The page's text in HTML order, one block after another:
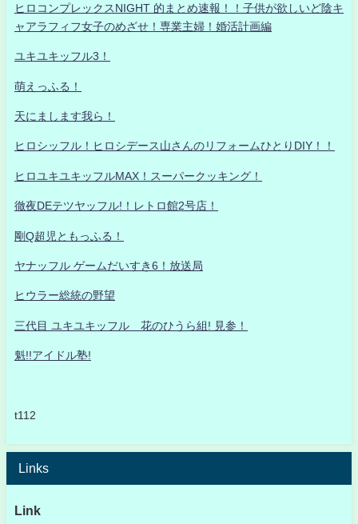
ヒロコンプレックスNIGHT 的まとめ速報！！子供が欲しいど陰キ
ャアラフィフ女子のめざせ！専業主婦！婚活計画編
ユキユキッフル3！
萌えっふる！
天にまします我ら！
ヒロシッフル！ヒロシデース山さんのリフォームひとりDIY！！
ヒロユキユキッフルMAX！スーパークッキング！
徹夜DEテツヤッフル!！レトロ館2号店！
剛Q超児ともっふる！
ヤナッフル ゲームだいすき6！放送局
ヒウラー総統の野望
三代目 ユキユキッフル 花のひうら組! 見参！
魁!!アイドル塾!
t112
Links
Link